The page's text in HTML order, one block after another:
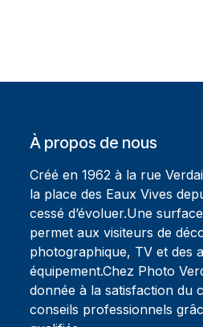
À propos de nous
Créé en 1962 à la rue
la place des Eaux Vives
cessé d’évoluer.Une
permet aux visiteurs de
photographique, TV et des
équipement.Chez Photo
donnée à la satisfaction du
conseils professionnels